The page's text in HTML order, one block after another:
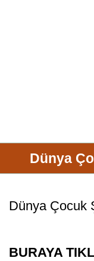
Dünya
Dünya Çocuk
BURAYA